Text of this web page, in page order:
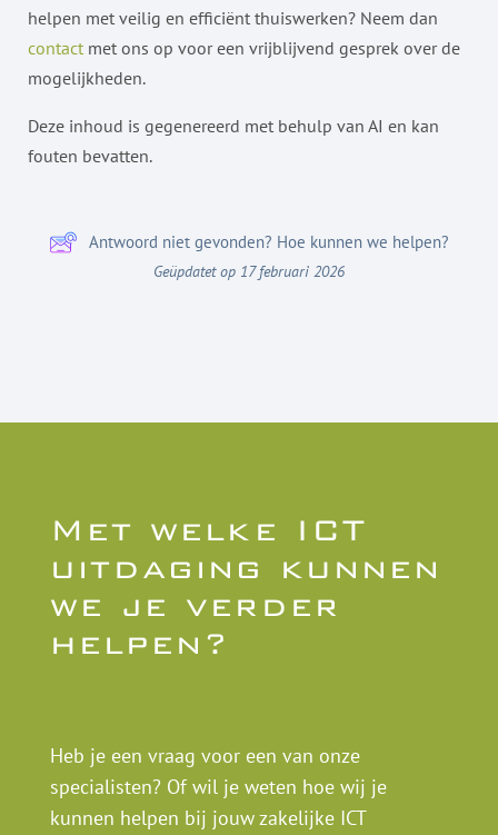
helpen met veilig en efficiënt thuiswerken? Neem dan
contact met ons op voor een vrijblijvend gesprek over de
mogelijkheden.
Deze inhoud is gegenereerd met behulp van AI en kan
fouten bevatten.
Antwoord niet gevonden? Hoe kunnen we helpen?
Geüpdatet op 17 februari 2026
Met welke ICT
uitdaging kunnen
we je verder
helpen?
Heb je een vraag voor een van onze
specialisten? Of wil je weten hoe wij je
kunnen helpen bij jouw zakelijke ICT